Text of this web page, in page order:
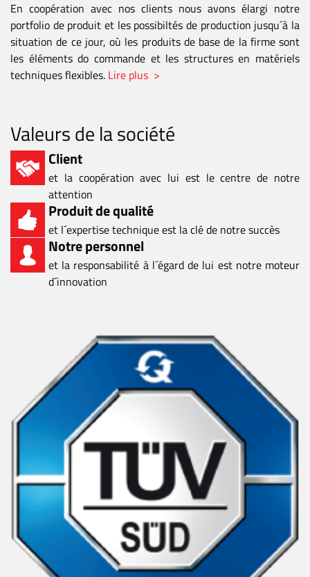
En coopération avec nos clients nous avons élargi notre
portfolio de produit et les possibiltés de production jusqu´à la
situation de ce jour, où les produits de base de la firme sont
les éléments do commande et les structures en matériels
techniques flexibles. Lire plus >
Valeurs de la société
Client
et la coopération avec lui est le centre de notre
attention
Produit de qualité
et l´expertise technique est la clé de notre succès
Notre personnel
et la responsabilité à l´égard de lui est notre moteur
d´innovation